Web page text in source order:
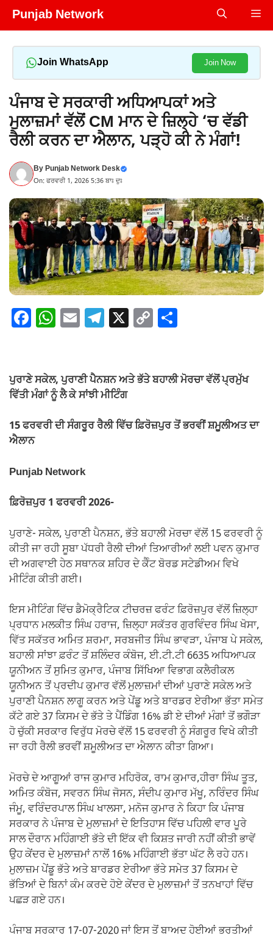
Skip
Punjab Network
Join WhatsApp Join Now
ਪੰਜਾਬ ਦੇ ਸਰਕਾਰੀ ਅਧਿਆਪਕਾਂ ਅਤੇ
ਮੁਲਾਜ਼ਮਾਂ ਵੱਲੋਂ CM ਮਾਨ ਦੇ ਜ਼ਿਲ੍ਹੇ ‘ਚ ਵੱਡੀ
ਰੈਲੀ ਕਰਨ ਦਾ ਐਲਾਨ, ਪੜ੍ਹੋ ਕੀ ਨੇ ਮੰਗਾਂ!
ByPunjab Network Desk
On: ਫਰਵਰੀ 1, 2026 5:36 ਬਾਃ ਦੁਃ
F
e
b
o
o
W
s
A
p
p
E T
gr
a
m
X C
y
n
k
e
ਪੁਰਾਣੇ ਸਕੇਲ, ਪੁਰਾਣੀ ਪੈਨਸ਼ਨ ਅਤੇ ਭੱਤੇ ਬਹਾਲੀ ਮੋਰਚਾ ਵੱਲੋਂ ਪ੍ਰਮੁੱਖ
ਵਿੱਤੀ ਮੰਗਾਂ ਨੂੰ ਲੈ ਕੇ ਸਾਂਝੀ ਮੀਟਿੰਗ
15 ਫਰਵਰੀ ਦੀ ਸੰਗਰੂਰ ਰੈਲੀ ਵਿੱਚ ਫ਼ਿਰੋਜ਼ਪੁਰ ਤੋਂ ਭਰਵੀਂ ਸ਼ਮੂਲੀਅਤ ਦਾ
ਐਲਾਨ
Punjab Network
ਫ਼ਿਰੋਜ਼ਪੁਰ 1 ਫਰਵਰੀ 2026-
ਪੁਰਾਣੇ- ਸਕੇਲ, ਪੁਰਾਣੀ ਪੈਨਸ਼ਨ, ਭੱਤੇ ਬਹਾਲੀ ਮੋਰਚਾ ਵੱਲੋਂ 15 ਫਰਵਰੀ ਨੂੰ
ਕੀਤੀ ਜਾ ਰਹੀ ਸੂਬਾ ਪੱਧਰੀ ਰੈਲੀ ਦੀਆਂ ਤਿਆਰੀਆਂ ਲਈ ਪਵਨ ਕੁਮਾਰ
ਦੀ ਅਗਵਾਈ ਹੇਠ ਸਥਾਨਕ ਸ਼ਹਿਰ ਦੇ ਕੈੰਟ ਬੋਰਡ ਸਟੇਡੀਅਮ ਵਿਖੇ
ਮੀਟਿੰਗ ਕੀਤੀ ਗਈ।
ਇਸ ਮੀਟਿੰਗ ਵਿੱਚ ਡੈਮੋਕ੍ਰੈਟਿਕ ਟੀਚਰਜ਼ ਫਰੰਟ ਫ਼ਿਰੋਜ਼ਪੁਰ ਵੱਲੋਂ ਜ਼ਿਲ੍ਹਾ
ਪ੍ਰਧਾਨ ਮਲਕੀਤ ਸਿੰਘ ਹਰਾਜ, ਜ਼ਿਲ੍ਹਾ ਸਕੱਤਰ ਗੁਰਵਿੰਦਰ ਸਿੰਘ ਖੋਸਾ,
ਵਿੱਤ ਸਕੱਤਰ ਅਮਿਤ ਸ਼ਰਮਾ, ਸਰਬਜੀਤ ਸਿੰਘ ਭਾਵੜਾ, ਪੰਜਾਬ ਪੇ ਸਕੇਲ,
ਬਹਾਲੀ ਸਾਂਝਾ ਫ਼ਰੰਟ ਤੋਂ ਸ਼ਲਿੰਦਰ ਕੰਬੋਜ, ਈ.ਟੀ.ਟੀ 6635 ਅਧਿਆਪਕ
ਯੂਨੀਅਨ ਤੋਂ ਸੁਮਿਤ ਕੁਮਾਰ, ਪੰਜਾਬ ਸਿੱਖਿਆ ਵਿਭਾਗ ਕਲੈਰੀਕਲ
ਯੂਨੀਅਨ ਤੋਂ ਪ੍ਰਦੀਪ ਕੁਮਾਰ ਵੱਲੋਂ ਮੁਲਾਜ਼ਮਾਂ ਦੀਆਂ ਪੁਰਾਣੇ ਸਕੇਲ ਅਤੇ
ਪੁਰਾਣੀ ਪੈਨਸ਼ਨ ਲਾਗੂ ਕਰਨ ਅਤੇ ਪੇਂਡੂ ਅਤੇ ਬਾਰਡਰ ਏਰੀਆ ਭੱਤਾ ਸਮੇਤ
ਕੱਟੇ ਗਏ 37 ਕਿਸਮ ਦੇ ਭੱਤੇ ਤੇ ਪੈਂਡਿੰਗ 16% ਡੀ ਏ ਦੀਆਂ ਮੰਗਾਂ ਤੋਂ ਭਗੌੜਾ
ਹੋ ਚੁੱਕੀ ਸਰਕਾਰ ਵਿਰੁੱਧ ਮੋਰਚੇ ਵੱਲੋਂ 15 ਫਰਵਰੀ ਨੂੰ ਸੰਗਰੂਰ ਵਿਖੇ ਕੀਤੀ
ਜਾ ਰਹੀ ਰੈਲੀ ਭਰਵੀਂ ਸ਼ਮੂਲੀਅਤ ਦਾ ਐਲਾਨ ਕੀਤਾ ਗਿਆ।
ਮੋਰਚੇ ਦੇ ਆਗੂਆਂ ਰਾਜ ਕੁਮਾਰ ਮਹਿਰੋਕ, ਰਾਮ ਕੁਮਾਰ,ਹੀਰਾ ਸਿੰਘ ਤੂਤ,
ਅਮਿਤ ਕੰਬੋਜ, ਸਵਰਨ ਸਿੰਘ ਜੋਸਨ, ਸੰਦੀਪ ਕੁਮਾਰ ਮੱਖੂ, ਨਰਿੰਦਰ ਸਿੰਘ
ਜੰਮੂ, ਵਰਿੰਦਰਪਾਲ ਸਿੰਘ ਖਾਲਸਾ, ਮਨੋਜ ਕੁਮਾਰ ਨੇ ਕਿਹਾ ਕਿ ਪੰਜਾਬ
ਸਰਕਾਰ ਨੇ ਪੰਜਾਬ ਦੇ ਮੁਲਾਜ਼ਮਾਂ ਦੇ ਇਤਿਹਾਸ ਵਿੱਚ ਪਹਿਲੀ ਵਾਰ ਪੂਰੇ
ਸਾਲ ਦੌਰਾਨ ਮਹਿੰਗਾਈ ਭੱਤੇ ਦੀ ਇੱਕ ਵੀ ਕਿਸ਼ਤ ਜਾਰੀ ਨਹੀਂ ਕੀਤੀ ਭਾਵੇਂ
ਉਹ ਕੇਂਦਰ ਦੇ ਮੁਲਾਜ਼ਮਾਂ ਨਾਲੋਂ 16% ਮਹਿੰਗਾਈ ਭੱਤਾ ਘੱਟ ਲੈ ਰਹੇ ਹਨ।
ਮੁਲਾਜ਼ਮ ਪੇਂਡੂ ਭੱਤੇ ਅਤੇ ਬਾਰਡਰ ਏਰੀਆ ਭੱਤੇ ਸਮੇਤ 37 ਕਿਸਮ ਦੇ
ਭੱਤਿਆਂ ਦੇ ਬਿਨਾਂ ਕੰਮ ਕਰਦੇ ਹੋਏ ਕੇਂਦਰ ਦੇ ਮੁਲਾਜ਼ਮਾਂ ਤੋਂ ਤਨਖਾਹਾਂ ਵਿੱਚ
ਪਛੜ ਗਏ ਹਨ।
ਪੰਜਾਬ ਸਰਕਾਰ 17-07-2020 ਜਾਂ ਇਸ ਤੋਂ ਬਾਅਦ ਹੋਈਆਂ ਭਰਤੀਆਂ